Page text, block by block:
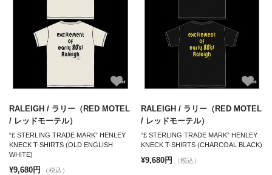
RALEIGH / ラリー（RED MOTEL
/ レッドモーテル）
“£ STERLING TRADE MARK” HENLEY
KNECK T-SHIRTS (OLD ENGLISH
WHITE)
¥9,680円 （税込）
RALEIGH / ラリー（RED MOTEL
/ レッドモーテル）
“£ STERLING TRADE MARK” HENLEY
KNECK T-SHIRTS (CHARCOAL BLACK)
¥9,680円 （税込）